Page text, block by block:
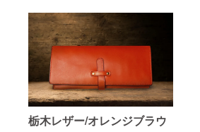
栃木レザー/オレンジブラウ